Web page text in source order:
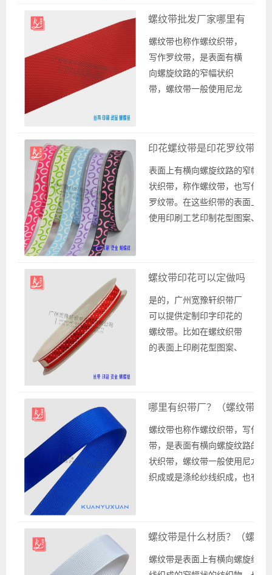
式。 在具体的使用中可以根据
求选择合适...
螺纹带批发厂家哪里有
螺纹带也称作螺纹织带，
写作罗纹带，是表面有横
向螺旋纹路的窄幅状织
带，螺纹带一般使用尼龙
织成，不同纱线织成的螺
纹带在手感和视觉上面会
有一定的差别，分辨纱线
种类的方法也有很多，比
如火烧闻气味或是手感等
印花螺纹带是印花罗纹带吗
表面上有横向螺旋纹路的窄幅
状织带，称作螺纹带，也写作
罗纹带。在这些织带的表面上
使用印刷工艺印制花型图案、
在写法上面的不同而已，其实
是一种织带类型。 广州宽豫轩
织带厂是专业的织带厂家为你
提供各种款式的织带批发，可
以根据客...
螺纹带印花可以定做吗
是的，广州宽豫轩织带厂
可以提供定制印字印花的
螺纹带。比如在螺纹织带
的表面上印刷花型图案、
司名称或是商标以及电话
号码等信息。在织带的表
面上印花方法包括热转
印、丝印和烫印等，一般
是根据需求选择适合的印
哪里有织带厂？（螺纹带批
螺纹带也称作螺纹织带，写作罗
带，是表面有横向螺旋纹路的窄
状织带，螺纹带一般使用尼龙纱
织成或是涤纶纱线织成，也有使
分辨纱线种类的方法也有很多，
如火烧闻气味或是手感等等方面
有一定的辨别方法。 哪里有...
螺纹带是什么材质？（螺纹
螺纹带是表面上有横向螺旋纹路